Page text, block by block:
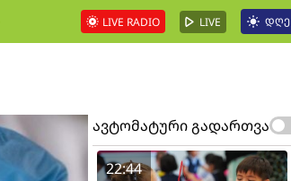
LIVE RADIO LIVE დღე
ავტომატური გადართვა
22:44